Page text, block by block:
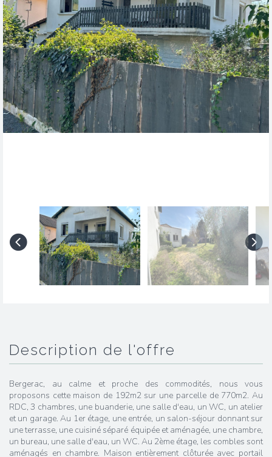
description de l'offre
Bergerac, au calme et proche des commodités, nous vous
proposons cette maison de 192m2 sur une parcelle de 770m2. Au
RDC, 3 chambres, une buanderie, une salle d'eau, un WC, un atelier
et un garage. Au 1er étage, une entrée, un salon-séjour donnant sur
une terrasse, une cuisiné séparé équipée et aménagée, une chambre,
un bureau, une salle d'eau, un WC. Au 2ème étage, les combles sont
aménagés en chambre. Maison entièrement clôturée avec portail